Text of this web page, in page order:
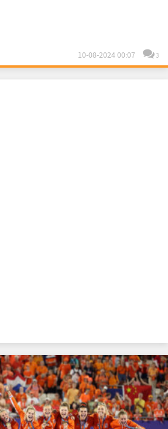
10-08-2024 00:07 3